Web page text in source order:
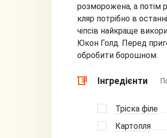
розморожена, а потім
кляр потрібно в
чіпсів найкраще
Юкон Голд. Перед
обробити борошном.
Інгредієнти
Тріска філе
Картопля